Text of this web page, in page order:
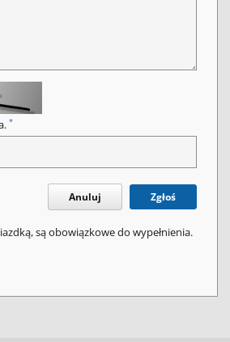
*
Anuluj Zgłoś
są obowiązkowe do wypełnienia.